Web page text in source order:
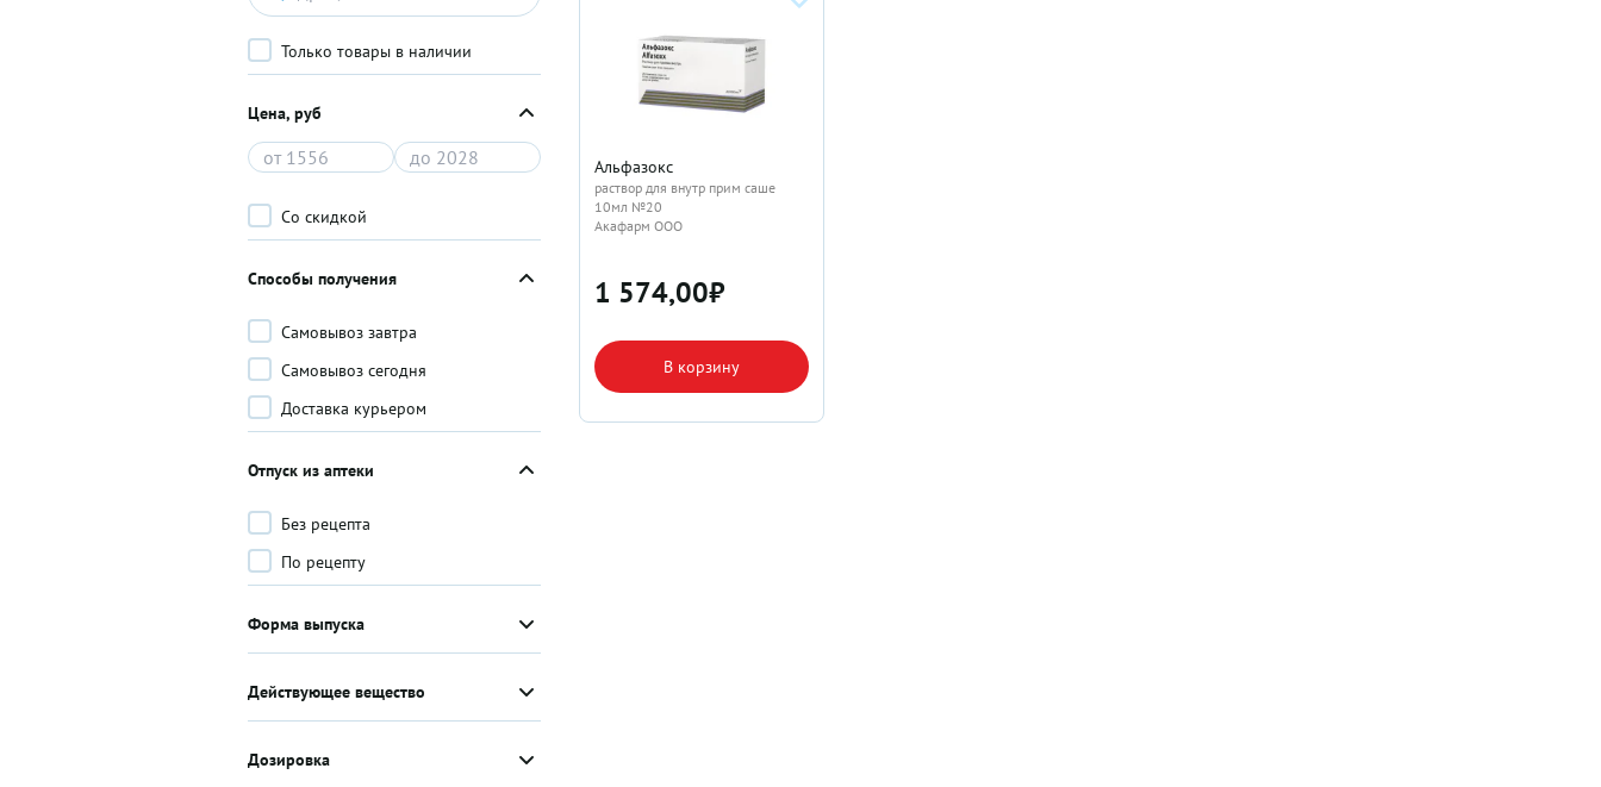
Только товары в наличии
Цена, руб
Со скидкой
Способы получения
Самовывоз завтра
Самовывоз сегодня
Доставка курьером
Отпуск из аптеки
Без рецепта
По рецепту
Форма выпуска
Действующее вещество
Дозировка
Альфазокс
раствор для внутр прим саше
10мл №20
Акафарм ООО
1 574,00₽
В корзину